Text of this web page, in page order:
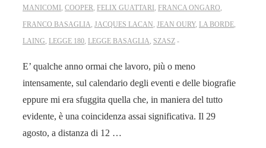
MANICOMI COOPER FELIX GUATTARI FRANCA ONGARO
FRANCO BASAGLIA JACQUES LACAN JEAN OURY, LA BORDE
LAING LEGGE 180 LEGGE BASAGLIA SZASZ
E’ qualche anno ormai che lavoro, più o meno
intensamente, sul calendario degli eventi e delle biografie
eppure mi era sfuggita quella che, in maniera del tutto
evidente, è una coincidenza assai significativa. Il 29
agosto, a distanza di 12 …